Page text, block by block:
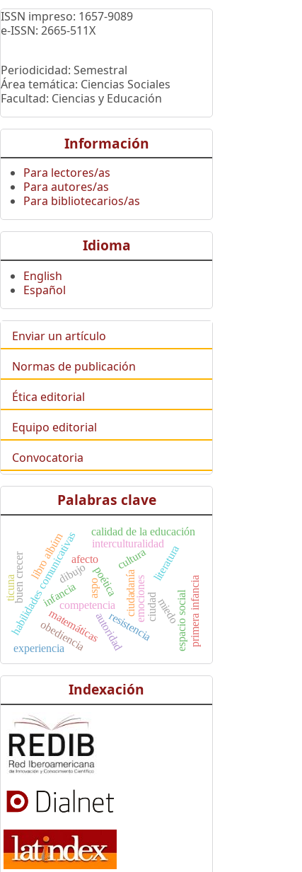
ISSN impreso: 1657-9089
e-ISSN: 2665-511X
Periodicidad: Semestral
Área temática: Ciencias Sociales
Facultad: Ciencias y Educación
Información
Para lectores/as
Para autores/as
Para bibliotecarios/as
Idioma
English
Español
Enviar un artículo
Normas de publicación
Ética editorial
Equipo editorial
Convocatoria
Palabras clave
ciudad
ciudadanía
poética
infancia
cultura
interculturalidadliteratura
competencia
habilidades comunicativas miedo
matemáticas
libro albúm
autoridad
resistencia
obediencia
afecto
espacio socialprimera infancia
calidad de la educación
aspo emociones
dibujo
buen crecer
ticuna
experiencia
Indexación